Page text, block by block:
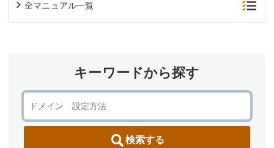
全マニュアル一覧
キーワードから探す
検索する